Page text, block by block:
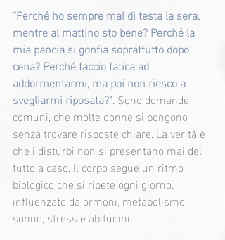
“Perché ho sempre mal di testa la sera,
mentre al mattino sto bene? Perché la
mia pancia si gonfia soprattutto dopo
cena? Perché faccio fatica ad
addormentarmi, ma poi non riesco a
svegliarmi riposata?”. Sono domande
comuni, che molte donne si pongono
senza trovare risposte chiare. La verità è
che i disturbi non si presentano mai del
tutto a caso. Il corpo segue un ritmo
biologico che si ripete ogni giorno,
influenzato da ormoni, metabolismo,
sonno, stress e abitudini.